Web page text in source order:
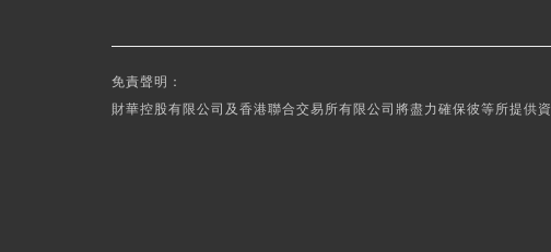
免責聲明：
財華控股有限公司及香港聯合交易所有限公司將盡力確保彼等所提供